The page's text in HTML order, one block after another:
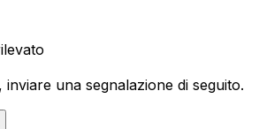
una segnalazione di seguito.